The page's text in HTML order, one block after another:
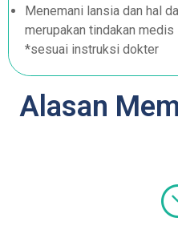
Menemani lansia dan hal
merupakan tindakan medis
*sesuai instruksi dokter
Alasan